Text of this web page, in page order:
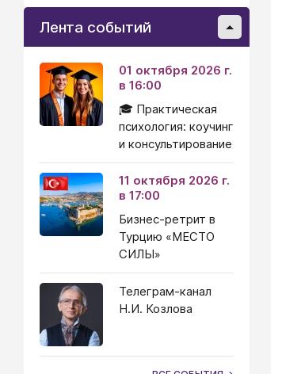
Лента событий
01 октября 2026 г.
в 16:00
🎓 Практическая
психология: коучинг
и консультирование
11 октября 2026 г.
в 17:00
Бизнес-ретрит в
Турцию «МЕСТО
СИЛЫ»
Телеграм-канал
Н.И. Козлова